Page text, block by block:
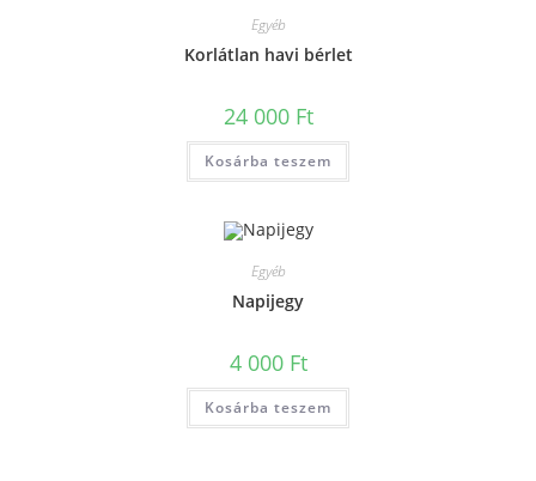
Egyéb
Korlátlan havi bérlet
24 000 Ft
Kosárba teszem
Egyéb
Napijegy
4 000 Ft
Kosárba teszem